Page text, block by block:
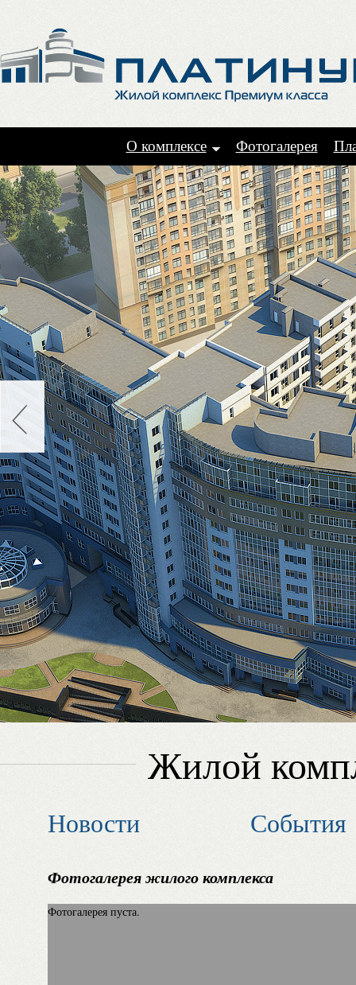
О комплексе Фотогалерея
г. Санкт-Петербург,
Жилой
Новости События
Фотогалерея жилого комплекса
Фотогалерея пуста.